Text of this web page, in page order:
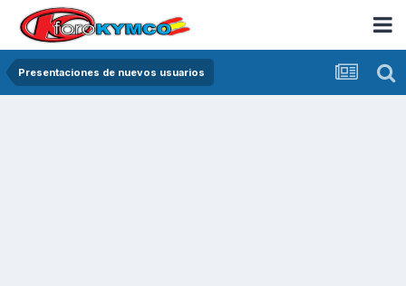
Presentaciones de nuevos usuarios